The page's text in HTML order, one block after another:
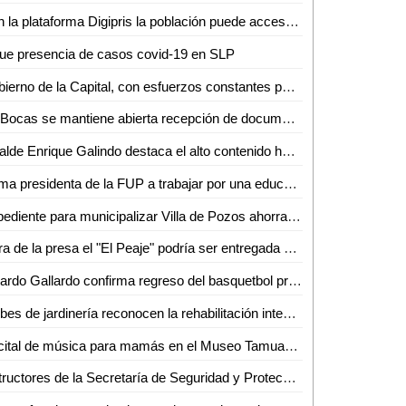
Con la plataforma Digipris la población puede accesar a diversos trámites sanitarios las 24 horas sin necesidad de filas
presencia de casos covid-19 en SLP
Gobierno de la Capital, con esfuerzos constantes por recuperar el esplendor de nuestro Centro Histórico
En Bocas se mantiene abierta recepción de documentos para tramitar la cartilla de identidad del Servicio Militar Nacional
Alcalde Enrique Galindo destaca el alto contenido humano del programa De Corazón mi Casa
Llama presidenta de la FUP a trabajar por una educación justa, inclusiva y de calidad
Expediente para municipalizar Villa de Pozos ahorraría tiempos
Obra de la presa el "El Peaje" podría ser entregada a finales del mes de junio
Ricardo Gallardo confirma regreso del basquetbol profesional
Clubes de jardinería reconocen la rehabilitación integral del Parque de Morales que arrancó el Gobierno de la Capital
Recital de música para mamás en el Museo Tamuantzán
Instructores de la Secretaría de Seguridad y Protección Ciudadana de la Capital son reconocidos por el Sistema Nacional de Seguridad Pública